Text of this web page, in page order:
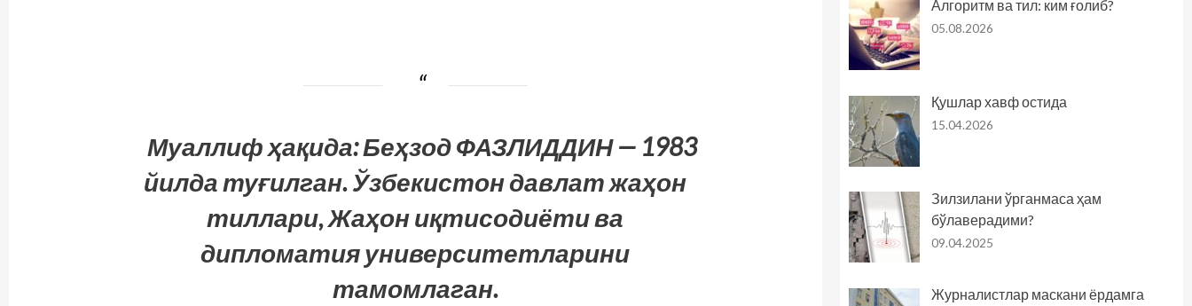
Муаллиф ҳақида: Беҳзод ФАЗЛИДДИН — 1983
йилда туғилган. Ўзбекистон давлат жаҳон
тиллари, Жаҳон иқтисодиёти ва
дипломатия университетларини
тамомлаган.
Алгоритм ва тил: ким ғолиб?
05.08.2026
Қушлар хавф остида
15.04.2026
Зилзилани ўрганмаса ҳам
бўлаверадими?
09.04.2025
Журналистлар маскани ёрдамга